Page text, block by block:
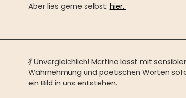
Aber lies gerne selbst: ⁠⁠hier.
💃 Unvergleichlich! Martina lässt mit
Wahrnehmung und poetischen Worten
ein Bild in uns entstehen. ⁠